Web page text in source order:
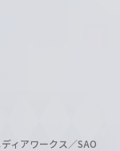
ィアワークス／SAO